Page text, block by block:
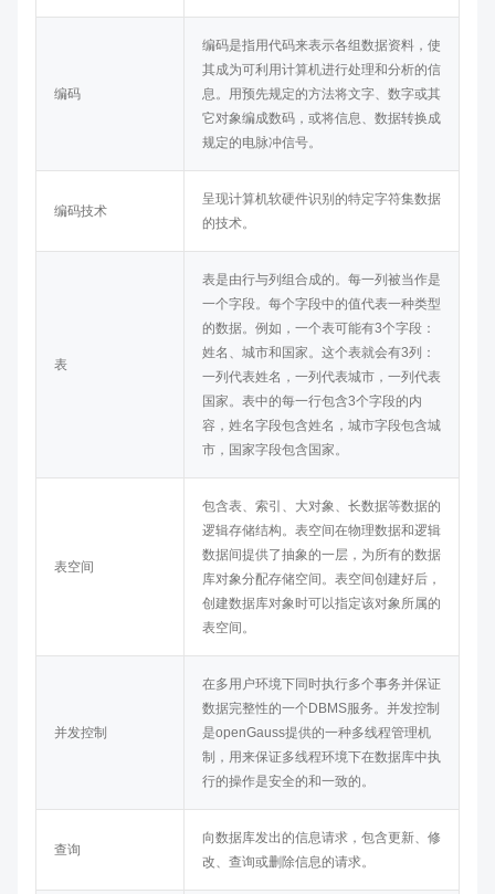
编码
编码是指用代码来表示各组数据资料，使
其成为可利用计算机进行处理和分析的信
息。用预先规定的方法将文字、数字或其
它对象编成数码，或将信息、数据转换成
规定的电脉冲信号。
编码技术
呈现计算机软硬件识别的特定字符集数据
的技术。
表
表是由行与列组合成的。每一列被当作是
一个字段。每个字段中的值代表一种类型
的数据。例如，一个表可能有3个字段：
姓名、城市和国家。这个表就会有3列：
一列代表姓名，一列代表城市，一列代表
国家。表中的每一行包含3个字段的内
容，姓名字段包含姓名，城市字段包含城
市，国家字段包含国家。
表空间
包含表、索引、大对象、长数据等数据的
逻辑存储结构。表空间在物理数据和逻辑
数据间提供了抽象的一层，为所有的数据
库对象分配存储空间。表空间创建好后，
创建数据库对象时可以指定该对象所属的
表空间。
并发控制
在多用户环境下同时执行多个事务并保证
数据完整性的一个DBMS服务。并发控制
是openGauss提供的一种多线程管理机
制，用来保证多线程环境下在数据库中执
行的操作是安全的和一致的。
查询
向数据库发出的信息请求，包含更新、修
改、查询或删除信息的请求。